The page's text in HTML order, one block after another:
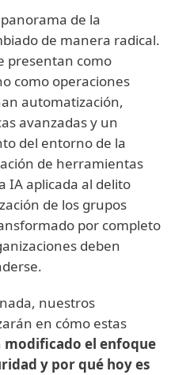
de la
de manera radical.
presentan como
como operaciones
automatización,
avanzadas y un
del entorno de la
de herramientas
IA aplicada al delito
de los grupos
por completo
deben
nuestros
en cómo estas
modificado el enfoque
y por qué hoy es